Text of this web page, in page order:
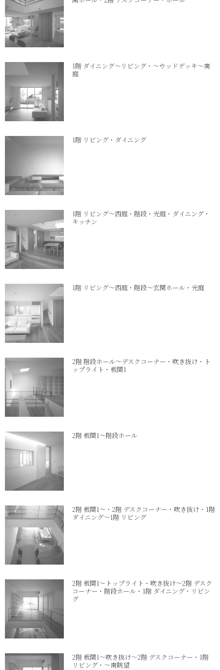
1階 ダイニング～リビング・～ウッドデッキ～南
庭
1階 リビング・ダイニング
1階 リビング～西庭・階段・光庭・ダイニング・
キッチン
1階 リビング～西庭・階段～玄関ホール・光庭
2階 階段ホール～デスクコーナー・吹き抜け・ト
ップライト・板間1
2階 板間1～階段ホール
2階 板間1～・2階 デスクコーナー・吹き抜け・1階
ダイニング～1階 リビング
2階 板間1～トップライト・吹き抜け～2階 デスク
コーナー・階段ホール・1階 ダイニング・リビン
グ
2階 板間1～吹き抜け～2階 デスクコーナー・1階
リビング・～南眺望